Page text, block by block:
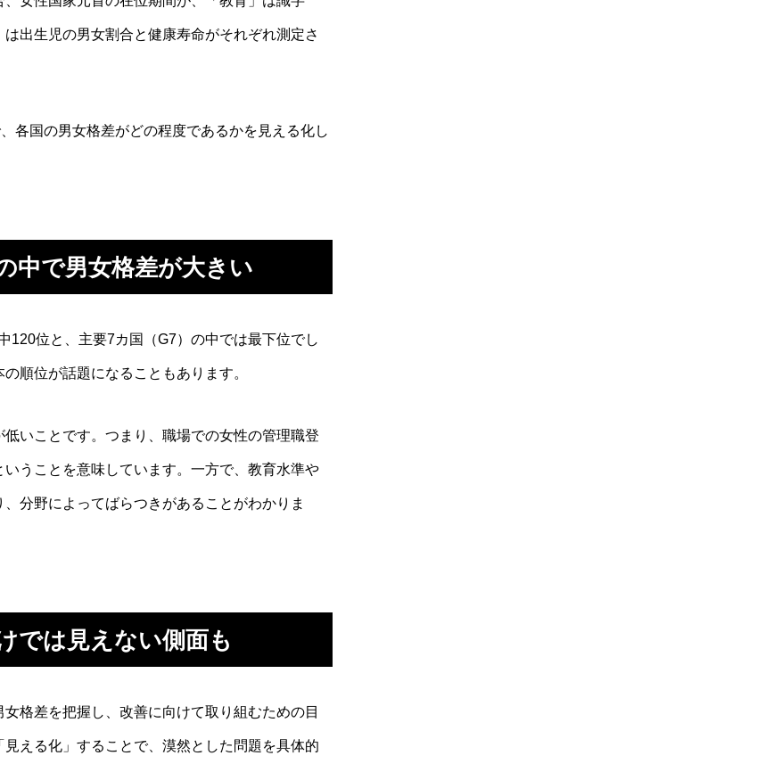
出生児の男女割合と健康寿命がそれぞれ測定さ
各国の男女格差がどの程度であるかを見える化し
中で男女格差が大きい
120位と、主要7カ国（G7）の中では最下位でし
順位が話題になることもあります。
いことです。つまり、職場での女性の管理職登
うことを意味しています。一方で、教育水準や
分野によってばらつきがあることがわかりま
では見えない側面も
格差を把握し、改善に向けて取り組むための目
える化」することで、漠然とした問題を具体的